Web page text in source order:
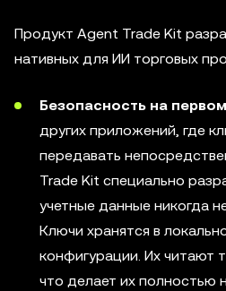
Продукт Agent Trade Kit
нативных для ИИ торговых
Безопасность на
других приложений, где
передавать
Trade Kit специально
учетные данные никогда
Ключи хранятся в
конфигурации. Их читают
что делает их полностью